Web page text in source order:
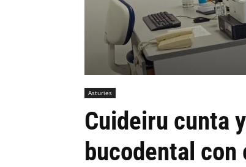
Asturies
Cuideiru cunta
bucodental